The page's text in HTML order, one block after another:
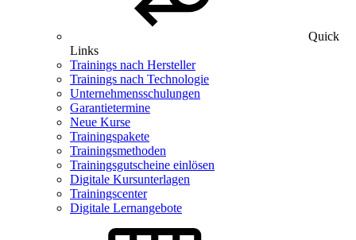
Quick
Links
Trainings nach Hersteller
Trainings nach Technologie
Unternehmensschulungen
Garantietermine
Neue Kurse
Trainingspakete
Trainingsmethoden
Trainingsgutscheine einlösen
Digitale Kursunterlagen
Trainingscenter
Digitale Lernangebote